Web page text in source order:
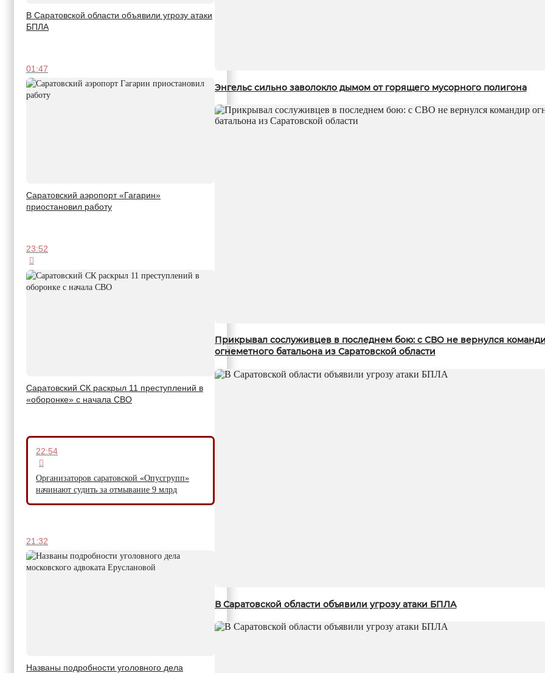
В Саратовской области объявили угрозу атаки
БПЛА
01:47
Саратовский аэропорт «Гагарин»
приостановил работу
23:52
Саратовский СК раскрыл 11 преступлений в
«оборонке» с начала СВО
22:54
Организаторов саратовской «Опусгрупп»
начинают судить за отмывание 9 млрд
21:32
Названы подробности уголовного дела
Энгельс сильно заволокло дымом от горящего мусорного полигона
Прикрывал сослуживцев в последнем бою: с СВО не вернулся
огнеметного батальона из Саратовской области
В Саратовской области объявили угрозу атаки БПЛА